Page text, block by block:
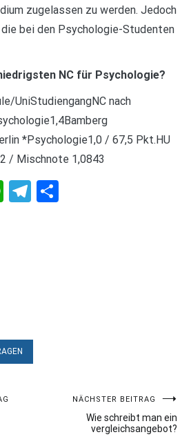
zugelassen zu werden. Jedoch
bei den Psychologie-Studenten
NC für Psychologie?
UniStudiengangNC nach
*Psychologie1,0 / 67,5 Pkt.HU
/ Mischnote 1,0843
WhatsApp
Telegram
NÄCHSTER BEITRAG
Wie schreibt man ein
vergleichsangebot?